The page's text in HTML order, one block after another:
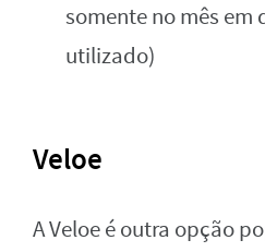
somente no mês em
utilizado)
Veloe
A Veloe é outra opção